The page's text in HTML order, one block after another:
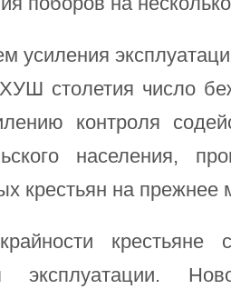
усиления
столетия число
контроля
населения,
крестьян на прежнее
крестьяне
эксплуатации.